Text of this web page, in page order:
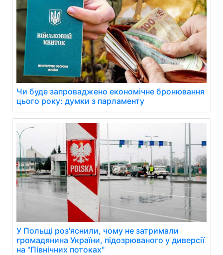
Чи буде запроваджено економічне бронювання
цього року: думки з парламенту
У Польщі роз'яснили, чому не затримали
громадянина України, підозрюваного у диверсії
на "Північних потоках"